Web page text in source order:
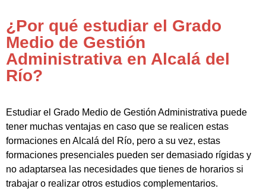
¿Por qué estudiar el Grado
Medio de Gestión
Administrativa en Alcalá del
Río?
Estudiar el Grado Medio de Gestión Administrativa puede
tener muchas ventajas en caso que se realicen estas
formaciones en Alcalá del Río, pero a su vez, estas
formaciones presenciales pueden ser demasiado rígidas y
no adaptarsea las necesidades que tienes de horarios si
trabajar o realizar otros estudios complementarios.